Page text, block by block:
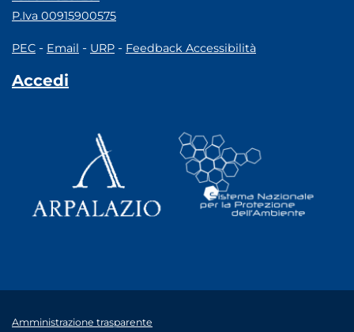
P.Iva 00915900575
PEC - Email - URP - Feedback Accessibilità
Accedi
Amministrazione trasparente